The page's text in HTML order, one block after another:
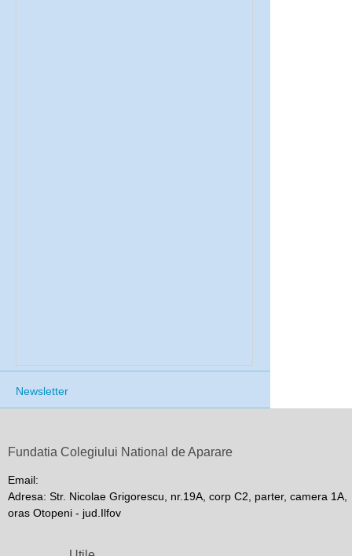
Newsletter
Fundatia Colegiului National de Aparare
Email:
Adresa: Str. Nicolae Grigorescu, nr.19A, corp C2, parter, camera 1A,
oras Otopeni - jud.Ilfov